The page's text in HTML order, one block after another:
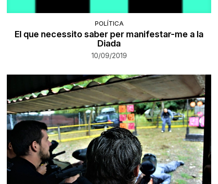
POLÍTICA
El que necessito saber per manifestar-me a la
Diada
10/09/2019